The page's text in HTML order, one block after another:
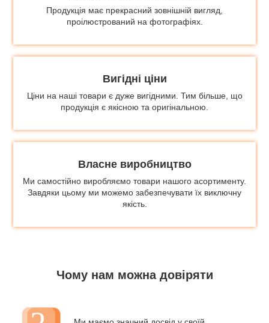
Продукція має прекрасний зовнішній вигляд,
проілюстрований на фотографіях.
Вигідні ціни
Ціни на наші товари є дуже вигідними. Тим більше, що
продукція є якісною та оригінальною.
Власне виробництво
Ми самостійно виробляємо товари нашого асортименту.
Завдяки цьому ми можемо забезпечувати їх виключну
якість.
Чому нам можна довіряти